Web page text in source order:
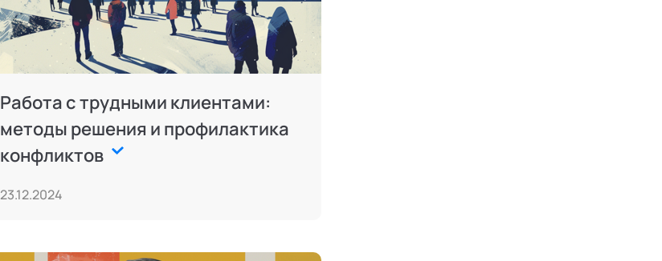
Работа с трудными клиентами:
методы решения и профилактика
конфликтов
23.12.2024